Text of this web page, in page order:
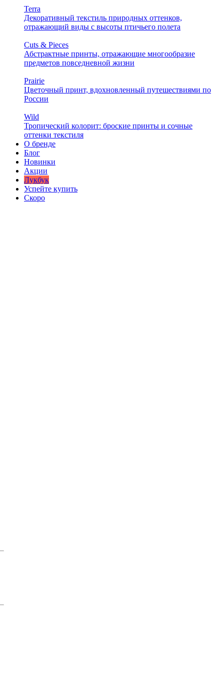
Terra
Декоративный текстиль природных оттенков,
отражающий виды с высоты птичьего полета
Cuts & Pieces
Абстрактные принты, отражающие многообразие
предметов повседневной жизни
Prairie
Цветочный принт, вдохновленный путешествиями по
России
Wild
Тропический колорит: броские принты и сочные
оттенки текстиля
О бренде
Блог
Новинки
Акции
Лукбук
Успейте купить
Скоро